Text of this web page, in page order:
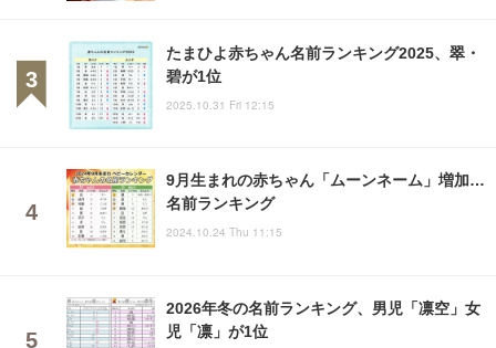
たまひよ赤ちゃん名前ランキング2025、翠・
碧が1位
2025.10.31 Fri 12:15
9月生まれの赤ちゃん「ムーンネーム」増加…
名前ランキング
2024.10.24 Thu 11:15
2026年冬の名前ランキング、男児「凛空」女
児「凛」が1位